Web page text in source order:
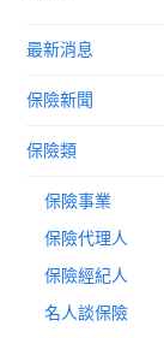
最新消息
保險新聞
保險類
保險事業
保險代理人
保險經紀人
名人談保險